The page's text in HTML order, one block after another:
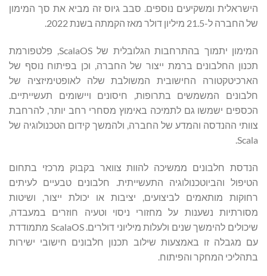
הישראלית ומשקיעים נוספים. סבב גיוס זה מביא את סך המימון
של החברה ל-21.5 מיליון דולר מאז הקמתה בשנת 2022.
המימון יתמוך בהתרחבות הגלובלית של ScalaOS, פלטפורמת
תכנון החלבונים ברמת ייצור של החברה, וכן בפיתוח נוסף של
הארכיטקטורה החישובית המשולבת שלה לאופטימיזציה של
חלבונים המשמשים בתרופות, חיסונים ויישומים תעשייתיים.
הכספים ישמשו גם לתמיכה באימוץ מסחרי רחב יותר, להרחבת
צוותי ההנדסה והמדע של החברה, ולהמשך קידום הטכנולוגיה של
Scala.
הנדסת חלבונים ממשיכה להוות צוואר בקבוק מרכזי בתחום
הטיפול והביוטכנולוגיה התעשייתית. חלבונים טבעיים לעיתים
רחוקות מותאמים לביצועים, יציבות או יכולת ייצור, ושיטות
מסורתיות נשענות על מחזורי ניסוי וטעיה חוזרים במעבדה,
שיכולים להימשך שנים ולעלות מיליוני דולרים. ScalaOS מתמודדת
עם מגבלה זו באמצעות שילוב תכנון חלבונים חישובי ישירות
בתהליכי המחקר והפיתוח.